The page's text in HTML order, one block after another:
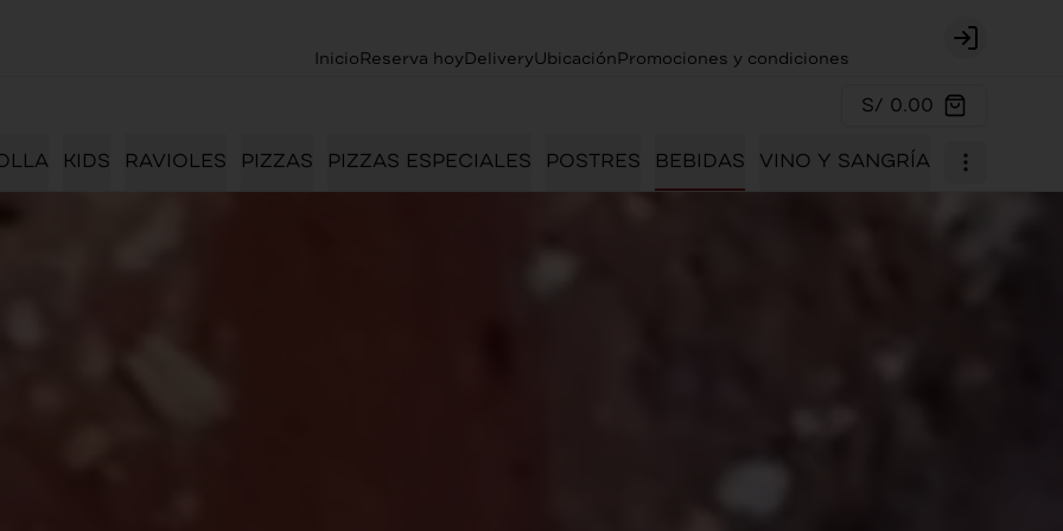
InicioReserva hoyDeliveryUbicaciónPromociones y condiciones Login
S/ 0.00
KIDS RAVIOLES PIZZAS PIZZAS ESPECIALES POSTRES BEBIDAS VINO Y SANGRÍA